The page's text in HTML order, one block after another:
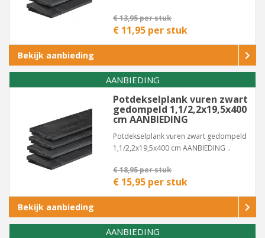
€ 13,95 per stuk
€ 11,95 per stuk
Bekijk aanbieding
AANBIEDING
Potdekselplank vuren zwart
gedompeld 1,1/2,2x19,5x400
cm AANBIEDING
Potdekselplank vuren zwart gedompeld
1,1/2,2x19,5x400 cm AANBIEDING ..
€ 18,95 per stuk
€ 15,95 per stuk
Bekijk aanbieding
AANBIEDING